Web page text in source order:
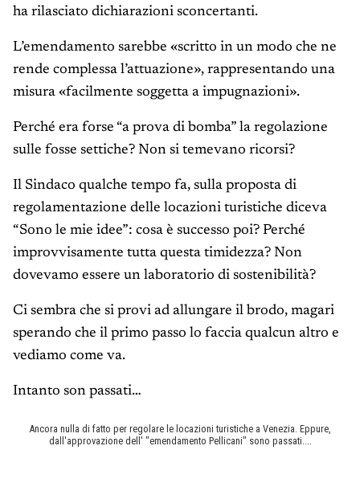
ha rilasciato dichiarazioni sconcertanti.
L’emendamento sarebbe «scritto in un modo che ne
rende complessa l’attuazione», rappresentando una
misura «facilmente soggetta a impugnazioni».
Perché era forse “a prova di bomba” la regolazione
sulle fosse settiche? Non si temevano ricorsi?
Il Sindaco qualche tempo fa, sulla proposta di
regolamentazione delle locazioni turistiche diceva
“Sono le mie idee”: cosa è successo poi? Perché
improvvisamente tutta questa timidezza? Non
dovevamo essere un laboratorio di sostenibilità?
Ci sembra che si provi ad allungare il brodo, magari
sperando che il primo passo lo faccia qualcun altro e
vediamo come va.
Intanto son passati…